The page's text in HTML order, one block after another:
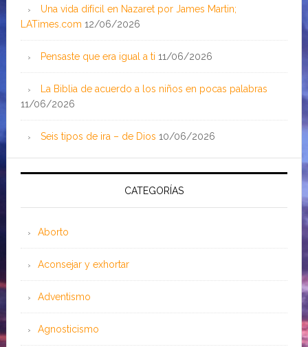
Una vida difícil en Nazaret por James Martin;
LATimes.com 12/06/2026
Pensaste que era igual a ti 11/06/2026
La Biblia de acuerdo a los niños en pocas palabras
11/06/2026
Seis tipos de ira – de Dios 10/06/2026
CATEGORÍAS
Aborto
Aconsejar y exhortar
Adventismo
Agnosticismo